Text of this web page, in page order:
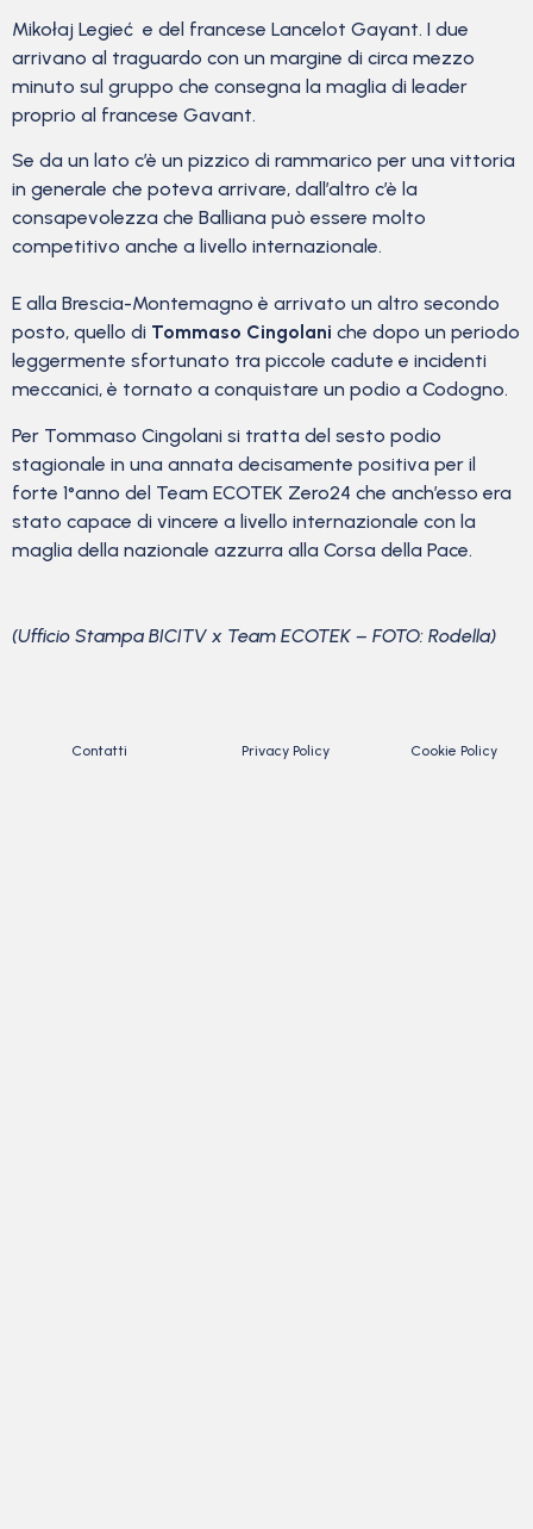
Mikołaj Legieć e del francese Lancelot Gayant. I due
arrivano al traguardo con un margine di circa mezzo
minuto sul gruppo che consegna la maglia di leader
proprio al francese Gavant.
Se da un lato c’è un pizzico di rammarico per una vittoria
in generale che poteva arrivare, dall’altro c’è la
consapevolezza che Balliana può essere molto
competitivo anche a livello internazionale.
E alla Brescia-Montemagno è arrivato un altro secondo
posto, quello di Tommaso Cingolani che dopo un periodo
leggermente sfortunato tra piccole cadute e incidenti
meccanici, è tornato a conquistare un podio a Codogno.
Per Tommaso Cingolani si tratta del sesto podio
stagionale in una annata decisamente positiva per il
forte 1°anno del Team ECOTEK Zero24 che anch’esso era
stato capace di vincere a livello internazionale con la
maglia della nazionale azzurra alla Corsa della Pace.
(Ufficio Stampa BICITV x Team ECOTEK – FOTO: Rodella)
Contatti Privacy Policy Cookie Policy